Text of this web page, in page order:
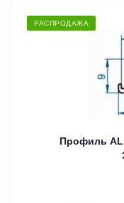
РАСПРОДАЖА
Профиль AL